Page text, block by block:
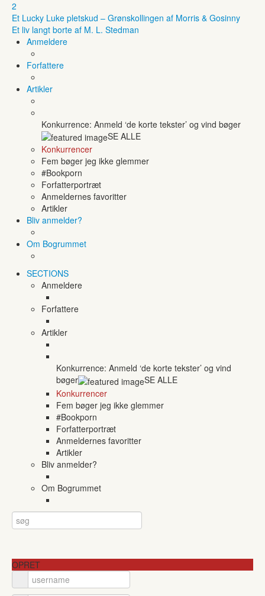
2
Et Lucky Luke pletskud – Grønskollingen af Morris & Gosinny
Et liv langt borte af M. L. Stedman
Anmeldere
Forfattere
Artikler
Konkurrence: Anmeld ‘de korte tekster’ og vind bøger
SE ALLE
Konkurrencer
Fem bøger jeg ikke glemmer
#Bookporn
Forfatterportræt
Anmeldernes favoritter
Artikler
Bliv anmelder?
Om Bogrummet
SECTIONS
Anmeldere
Forfattere
Artikler
Konkurrence: Anmeld ‘de korte tekster’ og vind
bøger
SE ALLE
Konkurrencer
Fem bøger jeg ikke glemmer
#Bookporn
Forfatterportræt
Anmeldernes favoritter
Artikler
Bliv anmelder?
Om Bogrummet
OPRET